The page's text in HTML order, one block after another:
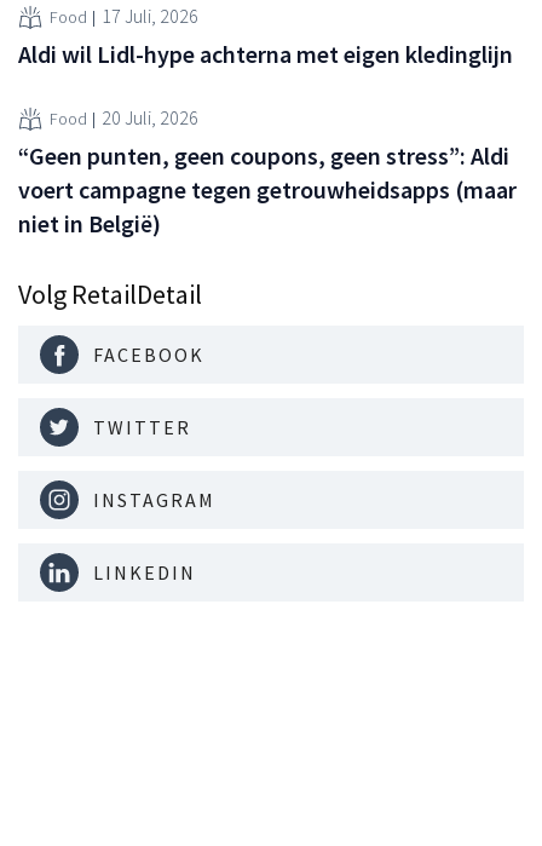
Food 17 Juli, 2026
Aldi wil Lidl-hype achterna met eigen kledinglijn
Food 20 Juli, 2026
“Geen punten, geen coupons, geen stress”: Aldi
voert campagne tegen getrouwheidsapps (maar
niet in België)
Volg RetailDetail
FACEBOOK
TWITTER
INSTAGRAM
LINKEDIN